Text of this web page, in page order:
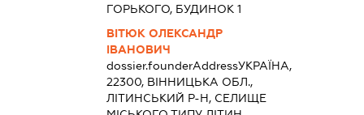
ГОРЬКОГО, БУДИНОК 1
ВІТЮК ОЛЕКСАНДР
ІВАНОВИЧ
dossier.founderAddressУКРАЇНА,
22300, ВІННИЦЬКА ОБЛ.,
ЛІТИНСЬКИЙ Р-Н, СЕЛИЩЕ